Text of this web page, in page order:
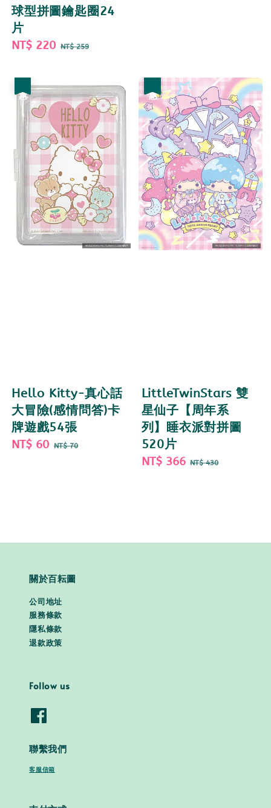
球型拼圖鑰匙圈24
片
Sale
NT$ 220 Regular
NT$ 259
Hello Kitty-真心話
大冒險(感情問答)卡
牌遊戲54張
Sale
NT$ 60 Regular
NT$ 70
LittleTwinStars 雙
星仙子【周年系
列】睡衣派對拼圖
520片
Sale
NT$ 366 Regular
NT$ 430
關於百耘圖
公司地址
服務條款
隱私條款
退款政策
Follow us
聯繫我們
客服信箱